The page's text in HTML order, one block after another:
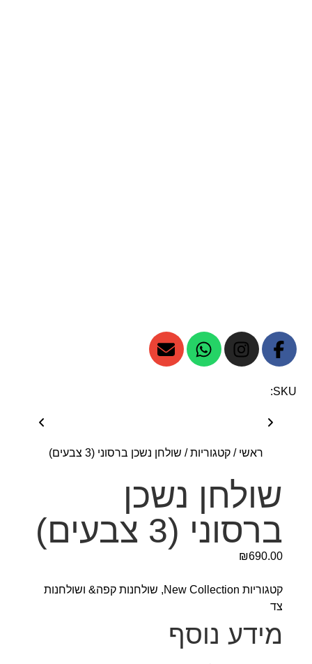
SKU:
ראשי / קטגוריות/ שולחן נשכן ברסוני (3 צבעים)
שולחן נשכן
ברסוני (3 צבעים)
₪690.00
קטגוריות New Collection
, שולחנות קפה& ושולחנות
צד
מידע נוסף